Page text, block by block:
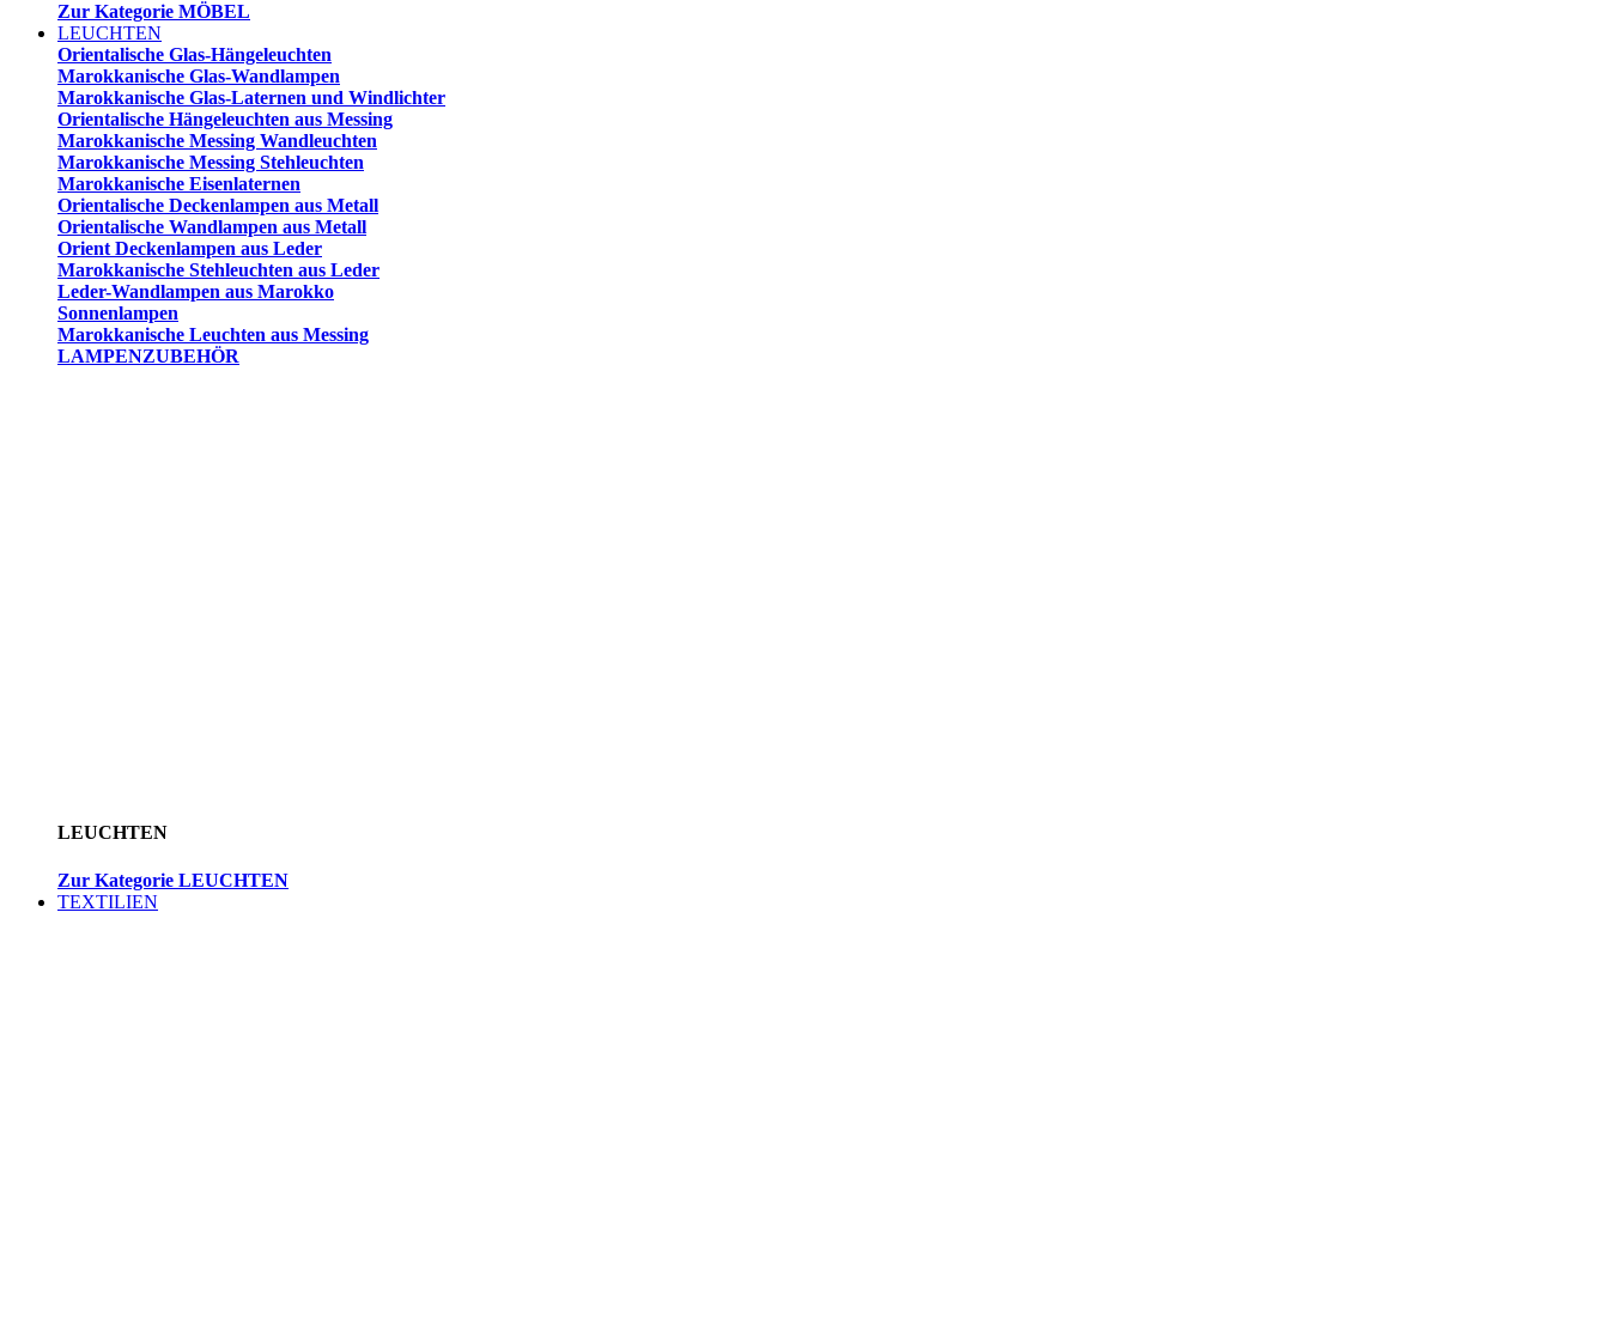
Zur Kategorie MÖBEL
LEUCHTEN
Orientalische Glas-Hängeleuchten
Marokkanische Glas-Wandlampen
Marokkanische Glas-Laternen und Windlichter
Orientalische Hängeleuchten aus Messing
Marokkanische Messing Wandleuchten
Marokkanische Messing Stehleuchten
Marokkanische Eisenlaternen
Orientalische Deckenlampen aus Metall
Orientalische Wandlampen aus Metall
Orient Deckenlampen aus Leder
Marokkanische Stehleuchten aus Leder
Leder-Wandlampen aus Marokko
Sonnenlampen
Marokkanische Leuchten aus Messing
LAMPENZUBEHÖR
LEUCHTEN
Zur Kategorie LEUCHTEN
TEXTILIEN